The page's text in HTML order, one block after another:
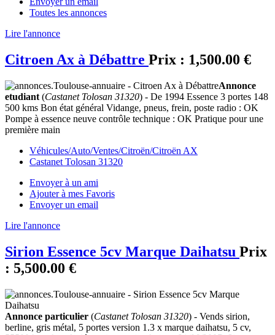
Toutes les annonces
Lire l'annonce
Citroen Ax à Débattre Prix : 1,500.00 €
Annonce
etudiant (Castanet Tolosan 31320) - De 1994 Essence 3 portes 148
500 kms Bon état général Vidange, pneus, frein, poste radio : OK
Pompe à essence neuve contrôle technique : OK Pratique pour une
première main
Véhicules/Auto/Ventes/Citroën/Citroën AX
Castanet Tolosan 31320
Envoyer à un ami
Ajouter à mes Favoris
Envoyer un email
Lire l'annonce
Sirion Essence 5cv Marque Daihatsu Prix
: 5,500.00 €
Annonce particulier (Castanet Tolosan 31320) - Vends sirion,
berline, gris métal, 5 portes version 1.3 x marque daihatsu, 5 cv,